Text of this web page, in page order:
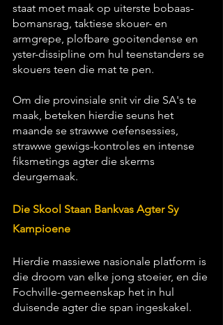
staat moet maak op uiterste bobaas-
bomansrag, taktiese skouer- en
armgrepe, plofbare gooitendense en
yster-dissipline om hul teenstanders se
skouers teen die mat te pen.
Om die provinsiale snit vir die SA's te
maak, beteken hierdie seuns het
maande se strawwe oefensessies,
strawwe gewigs-kontroles en intense
fiksmetings agter die skerms
deurgemaak.
Die Skool Staan Bankvas Agter Sy
Kampioene
Hierdie massiewe nasionale platform is
die droom van elke jong stoeier, en die
Fochville-gemeenskap het in hul
duisende agter die span ingeskakel.